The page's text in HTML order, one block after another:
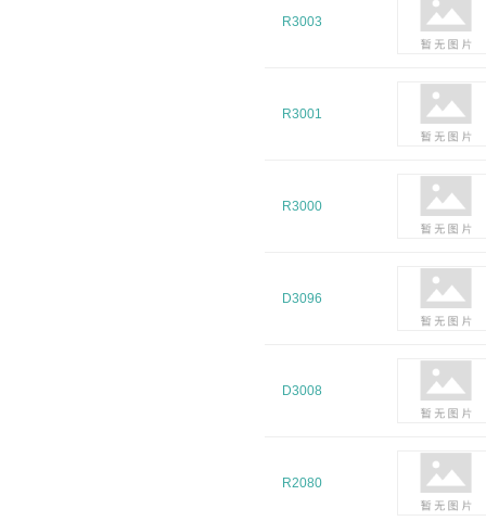
R3003
R3001
R3000
D3096
D3008
R2080